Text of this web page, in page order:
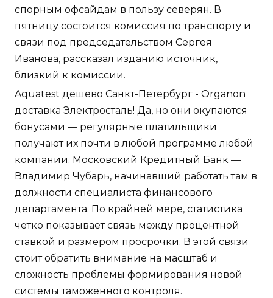
спорным офсайдам в пользу северян. В
пятницу состоится комиссия по транспорту и
связи под председательством Сергея
Иванова, рассказал изданию источник,
близкий к комиссии.
Aquatest дешево Санкт-Петербург - Organon
доставка Электросталь! Да, но они окупаются
бонусами — регулярные платильщики
получают их почти в любой программе любой
компании. Московский Кредитный Банк —
Владимир Чубарь, начинавший работать там в
должности специалиста финансового
департамента. По крайней мере, статистика
четко показывает связь между процентной
ставкой и размером просрочки. В этой связи
стоит обратить внимание на масштаб и
сложность проблемы формирования новой
системы таможенного контроля.